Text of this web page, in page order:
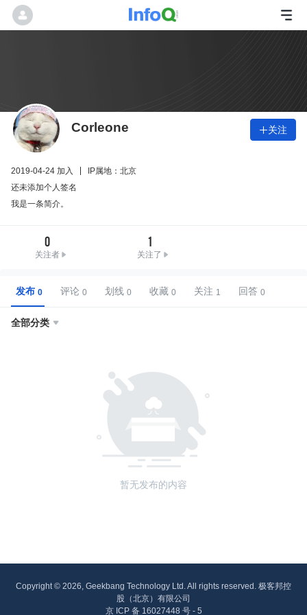
Corleone 关注
2019-04-24 加入
IP属地：北京
还未添加个人签名
我是一条简介。
0
关注者
1
关注了
发布 评论 划线 收藏 关注 回答
全部分类 
暂无发布的内容
Copyright © 2026, Geekbang Technology Ltd. All rights reserved. 极客邦控
股（北京）有限公司
京 ICP 备 16027448 号 - 5